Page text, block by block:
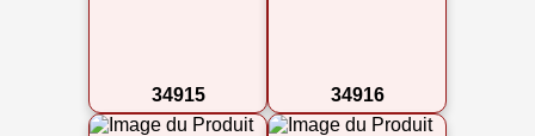
34915 34916